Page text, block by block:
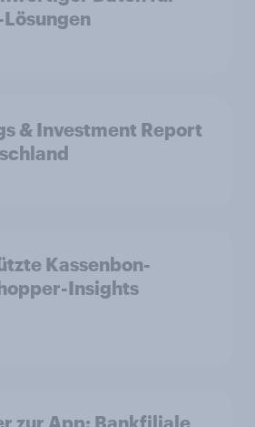
& Investment Report
Kassenbon-
Insights
zur App: Bankfiliale